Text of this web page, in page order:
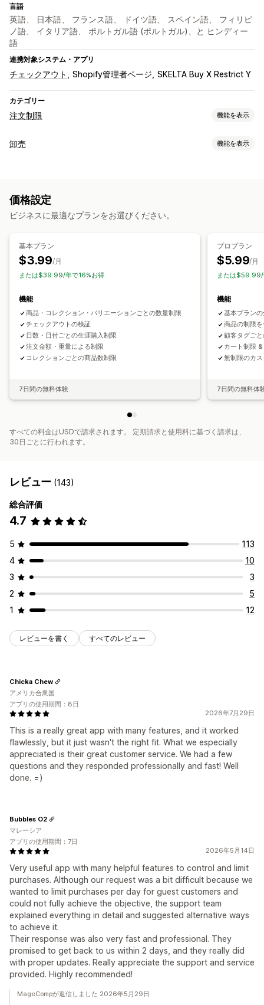
言語
英語、 日本語、 フランス語、 ドイツ語、 スペイン語、 フィリピ
ノ語、 イタリア語、 ポルトガル語 (ポルトガル)、と ヒンディー
語
連携対象システム・アプリ
チェックアウト Shopify管理者ページ SKELTA Buy X Restrict Y
カテゴリー
注文制限 機能を表示
制限ルール
通知設定
ポップアップ
カスタムメッセージ
複数言語 翻訳
卸売 機能を表示
注文管理
価格設定
ビジネスに最適なプランをお選びください。
基本プラン
$3.99/月
または$39.99/年で16%お得
機能
商品・コレクション・バリエーションごとの数量制限
チェックアウトの検証
日数・日付ごとの生涯購入制限
注文金額・重量による制限
コレクションごとの商品数制限
7日間の無料体験
プロプラン
$5.99/月
または$59.99/
機能
基本プラン
商品の制限
顧客タグご
カート制限
無制限のカ
7日間の無料体
すべての料金はUSDで請求されます。 定期請求と使用料に基づく請求は、
30日ごとに行われます。
レビュー (143)
総合評価
4.7
5
113
4
10
3
3
2
5
1
12
レビューを書く すべてのレビュー
2026年7月29日
This is a really great app with many features, and it worked
flawlessly, but it just wasn't the right fit. What we especially
appreciated is their great customer service. We had a few
questions and they responded professionally and fast! Well
done. =)
Chicka Chew
アメリカ合衆国
アプリの使用期間：8日
2026年5月14日
Very useful app with many helpful features to control and limit
purchases. Although our request was a bit difficult because we
wanted to limit purchases per day for guest customers and
could not fully achieve the objective, the support team
explained everything in detail and suggested alternative ways
to achieve it.
Their response was also very fast and professional. They
promised to get back to us within 2 days, and they really did
with proper updates. Really appreciate the support and service
provided. Highly recommended!
Bubbles O2
マレーシア
アプリの使用期間：7日
MageCompが返信しました 2026年5月29日